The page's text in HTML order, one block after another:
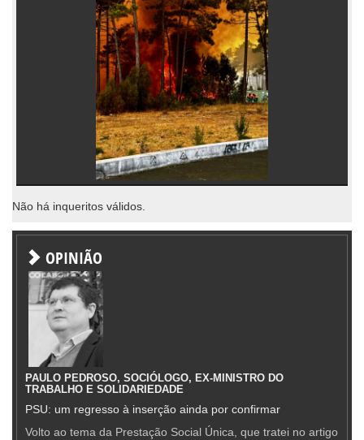
Não há inqueritos válidos.
OPINIÃO
PAULO PEDROSO, SOCIÓLOGO, EX-MINISTRO DO
TRABALHO E SOLIDARIEDADE
PSU: um regresso à inserção ainda por confirmar
Volto ao tema da Prestação Social Única, que tratei no artigo